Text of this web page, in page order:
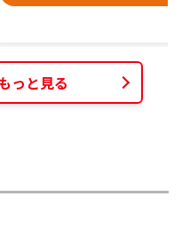
っと見る